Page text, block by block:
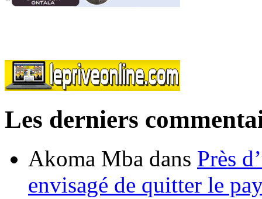
Les derniers
Akoma Mba dans Près
envisagé de quitter le